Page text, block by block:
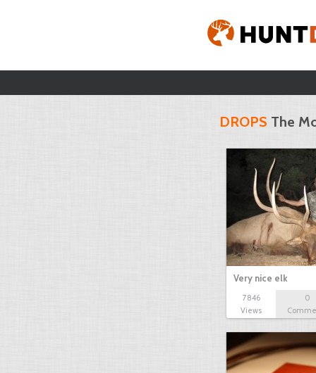
DROPS The
Very nice elk
7846
Views
0